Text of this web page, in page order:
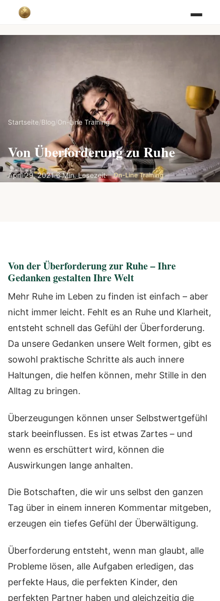
Startseite/Blog/On-Line Training
Von Überforderung zu Ruhe
April 29, 2021·6 Min. Lesezeit· On-Line Training
Von der Überforderung zur Ruhe – Ihre
Gedanken gestalten Ihre Welt
Mehr Ruhe im Leben zu finden ist einfach – aber
nicht immer leicht. Fehlt es an Ruhe und Klarheit,
entsteht schnell das Gefühl der Überforderung.
Da unsere Gedanken unsere Welt formen, gibt es
sowohl praktische Schritte als auch innere
Haltungen, die helfen können, mehr Stille in den
Alltag zu bringen.
Überzeugungen können unser Selbstwertgefühl
stark beeinflussen. Es ist etwas Zartes – und
wenn es erschüttert wird, können die
Auswirkungen lange anhalten.
Die Botschaften, die wir uns selbst den ganzen
Tag über in einem inneren Kommentar mitgeben,
erzeugen ein tiefes Gefühl der Überwältigung.
Überforderung entsteht, wenn man glaubt, alle
Probleme lösen, alle Aufgaben erledigen, das
perfekte Haus, die perfekten Kinder, den
perfekten Partner haben und gleichzeitig die